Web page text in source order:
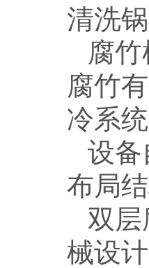
清洗
腐
腐竹
冷系
设备
布局
双
械设